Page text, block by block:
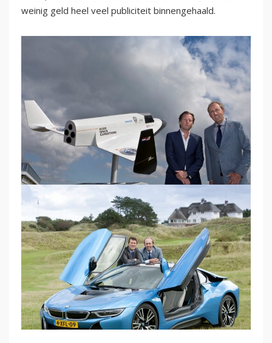
weinig geld heel veel publiciteit binnengehaald.